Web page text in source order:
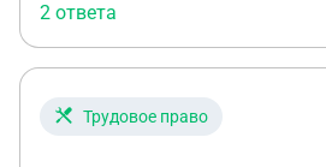
2 ответа
Трудовое право